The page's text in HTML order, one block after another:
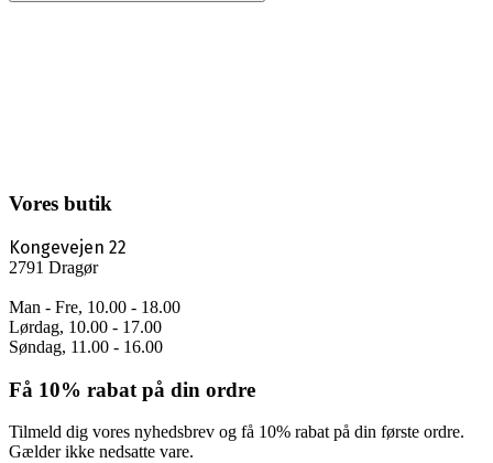
Vores butik
Kongevejen 22
2791 Dragør
Man - Fre, 10.00 - 18.00
Lørdag, 10.00 - 17.00
Søndag, 11.00 - 16.00
Få 10% rabat på din ordre
Tilmeld dig vores nyhedsbrev og få 10% rabat på din første ordre.
Gælder ikke nedsatte vare.